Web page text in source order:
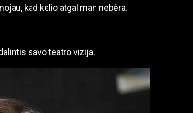
kad kelio atgal man nebėra.
savo teatro vizija.